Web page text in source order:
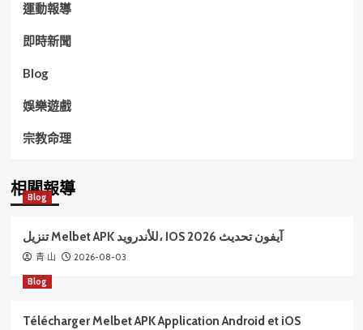
運動報導
即時新聞
Blog
娛樂遊戲
宗教命理
相關報導
Blog
تنزيل Melbet APK للأندرويد، IOS آيفون تحديث 2026
青 山 2026-08-03
Blog
Télécharger Melbet APK Application Android et iOS